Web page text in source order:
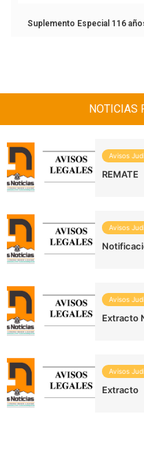
Suplemento Especial 116
NOTICIAS
Avisos
REMATE
Avisos
Avisos
Extracto
Avisos
Extracto